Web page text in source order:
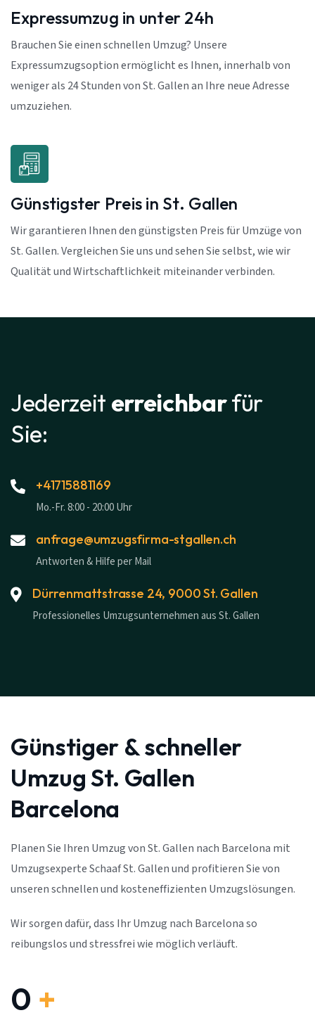
Expressumzug in unter 24h
Brauchen Sie einen schnellen Umzug? Unsere
Expressumzugsoption ermöglicht es Ihnen, innerhalb von
weniger als 24 Stunden von St. Gallen an Ihre neue Adresse
umzuziehen.
Günstigster Preis in St. Gallen
Wir garantieren Ihnen den günstigsten Preis für Umzüge von
St. Gallen. Vergleichen Sie uns und sehen Sie selbst, wie wir
Qualität und Wirtschaftlichkeit miteinander verbinden.
Jederzeit erreichbarfür
Sie:
+41715881169
Mo.-Fr. 8:00 - 20:00 Uhr
anfrage@umzugsfirma-stgallen.ch
Antworten & Hilfe per Mail
Dürrenmattstrasse 24, 9000 St. Gallen
Professionelles Umzugsunternehmen aus St. Gallen
Günstiger & schneller
Umzug St. Gallen
Barcelona
Planen Sie Ihren Umzug von St. Gallen nach Barcelona mit
Umzugsexperte Schaaf St. Gallen und profitieren Sie von
unseren schnellen und kosteneffizienten Umzugslösungen.
Wir sorgen dafür, dass Ihr Umzug nach Barcelona so
reibungslos und stressfrei wie möglich verläuft.
0 +